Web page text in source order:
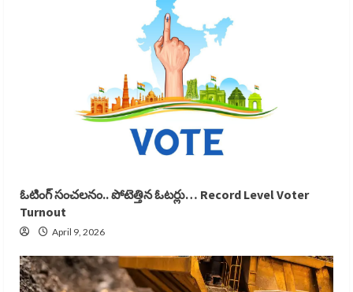
ఓటింగ్ సంచలనం.. పోటెత్తిన ఓటర్లు… Record Level Voter
Turnout
April 9, 2026